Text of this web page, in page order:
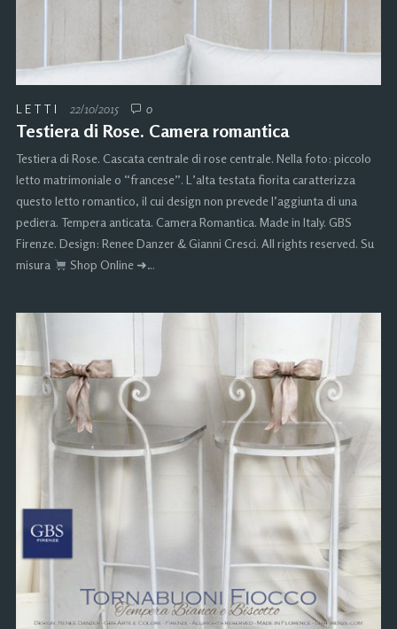
LETTI 22/10/2015 0
Testiera di Rose. Camera romantica
Testiera di Rose. Cascata centrale di rose centrale. Nella foto: piccolo
letto matrimoniale o “francese”. L’alta testata fiorita caratterizza
questo letto romantico, il cui design non prevede l’aggiunta di una
pediera. Tempera anticata. Camera Romantica. Made in Italy. GBS
Firenze. Design: Renee Danzer & Gianni Cresci. All rights reserved. Su
misura
Shop Online ➜…